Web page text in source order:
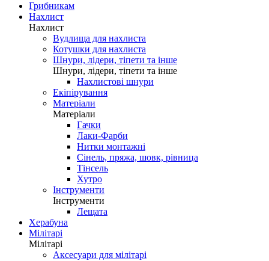
Грибникам
Нахлист
Нахлист
Вудлища для нахлиста
Котушки для нахлиста
Шнури, лідери, тіпети та інше
Шнури, лідери, тіпети та інше
Нахлистові шнури
Екіпірування
Матеріали
Матеріали
Гачки
Лаки-Фарби
Нитки монтажні
Сінель, пряжа, шовк, рівница
Тінсель
Хутро
Інструменти
Інструменти
Лещата
Херабуна
Мілітарі
Мілітарі
Аксесуари для мілітарі